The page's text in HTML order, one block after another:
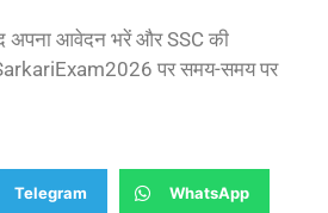
अपना आवेदन भरें और SSC की
पर समय-समय पर
Telegram WhatsApp